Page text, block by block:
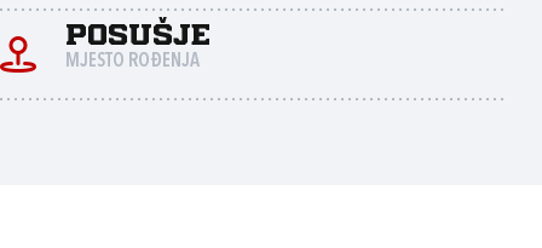
Posušje
MJESTO ROĐENJA